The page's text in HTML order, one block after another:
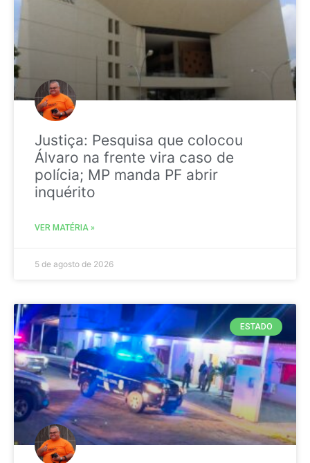
Justiça: Pesquisa que colocou
Álvaro na frente vira caso de
polícia; MP manda PF abrir
inquérito
VER MATÉRIA »
5 de agosto de 2026
ESTADO